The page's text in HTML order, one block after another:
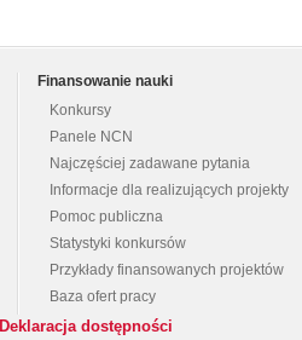
Finansowanie nauki
Konkursy
Panele NCN
Najczęściej zadawane pytania
Informacje dla realizujących projekty
Pomoc publiczna
Statystyki konkursów
Przykłady finansowanych projektów
Baza ofert pracy
Deklaracja dostępności